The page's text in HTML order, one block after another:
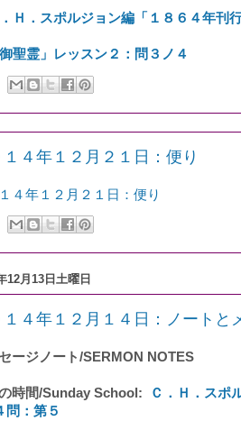
Ｈ．スポルジョン編「１８６４年刊
御聖霊」レッスン２：問３ノ４
１４年１２月２１日：便り
４年１２月２１日：便り
12月13日土曜日
１４年１２月１４日：ノートと
ージノート/SERMON NOTES
時間/Sunday School:
Ｃ．Ｈ．スポ
問：第５